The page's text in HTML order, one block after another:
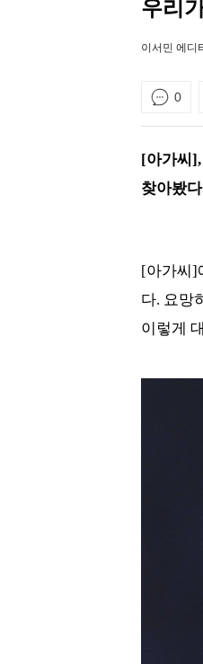
우리
이서민 에디
0
[아가씨
찾아봤
[아가씨]
다. 요망
이렇게